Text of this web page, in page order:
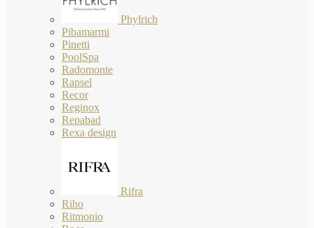
Phylrich
Pibamarmi
Pinetti
PoolSpa
Radomonte
Rapsel
Recor
Reginox
Repabad
Rexa design
Rifra
Riho
Ritmonio